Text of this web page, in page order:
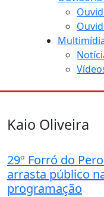
Kaio Oliveira
29º Forró do
arrasta público
programação